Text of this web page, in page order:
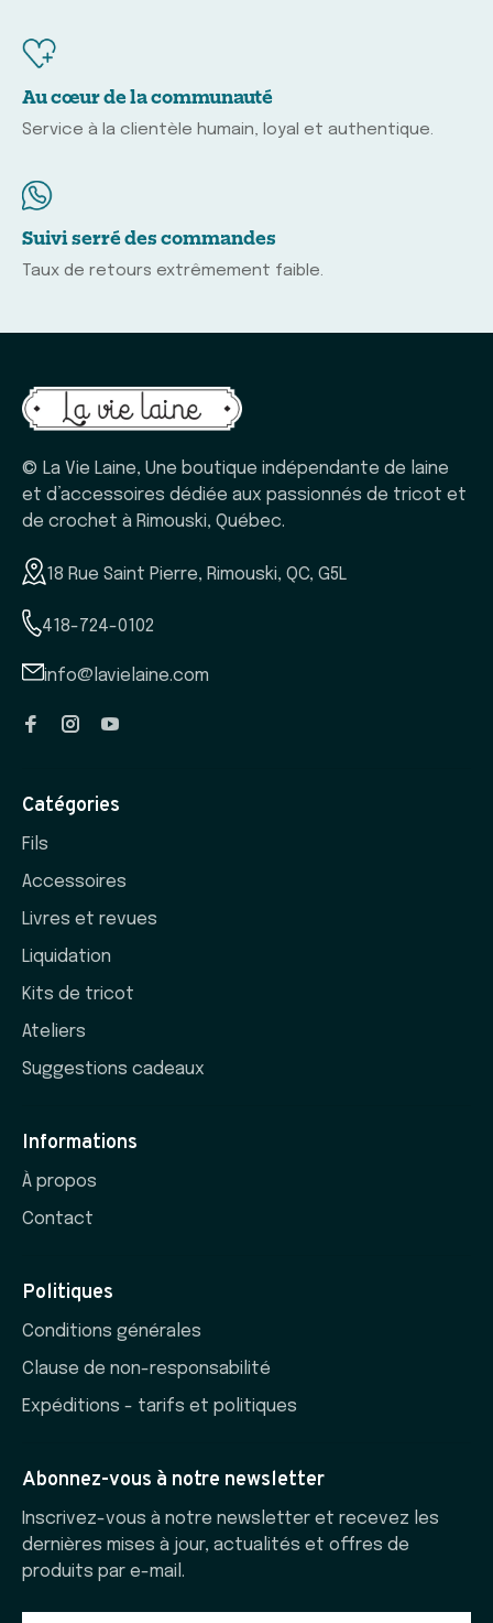
Au cœur de la communauté
Service à la clientèle humain, loyal et authentique.
Suivi serré des commandes
Taux de retours extrêmement faible.
© La Vie Laine, Une boutique indépendante de laine
et d’accessoires dédiée aux passionnés de tricot et
de crochet à Rimouski, Québec.
18 Rue Saint Pierre, Rimouski, QC, G5L
418-724-0102
info@lavielaine.com
Catégories
Fils
Accessoires
Livres et revues
Liquidation
Kits de tricot
Ateliers
Suggestions cadeaux
Informations
À propos
Contact
Politiques
Conditions générales
Clause de non-responsabilité
Expéditions - tarifs et politiques
Abonnez-vous à notre newsletter
Inscrivez-vous à notre newsletter et recevez les
dernières mises à jour, actualités et offres de
produits par e-mail.